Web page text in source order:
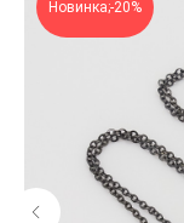
Новинка;-20%